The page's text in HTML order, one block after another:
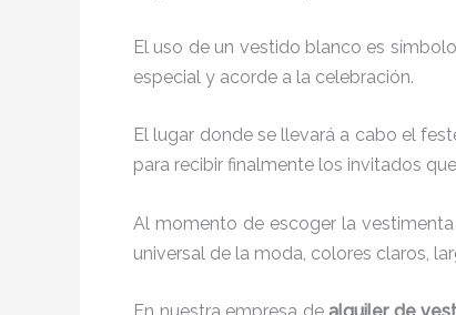
El uso de un vestido blanco es
especial y acorde a la celebración.
El lugar donde se llevará a cabo el
para recibir finalmente los invitados
Al momento de escoger la
universal de la moda, colores claros,